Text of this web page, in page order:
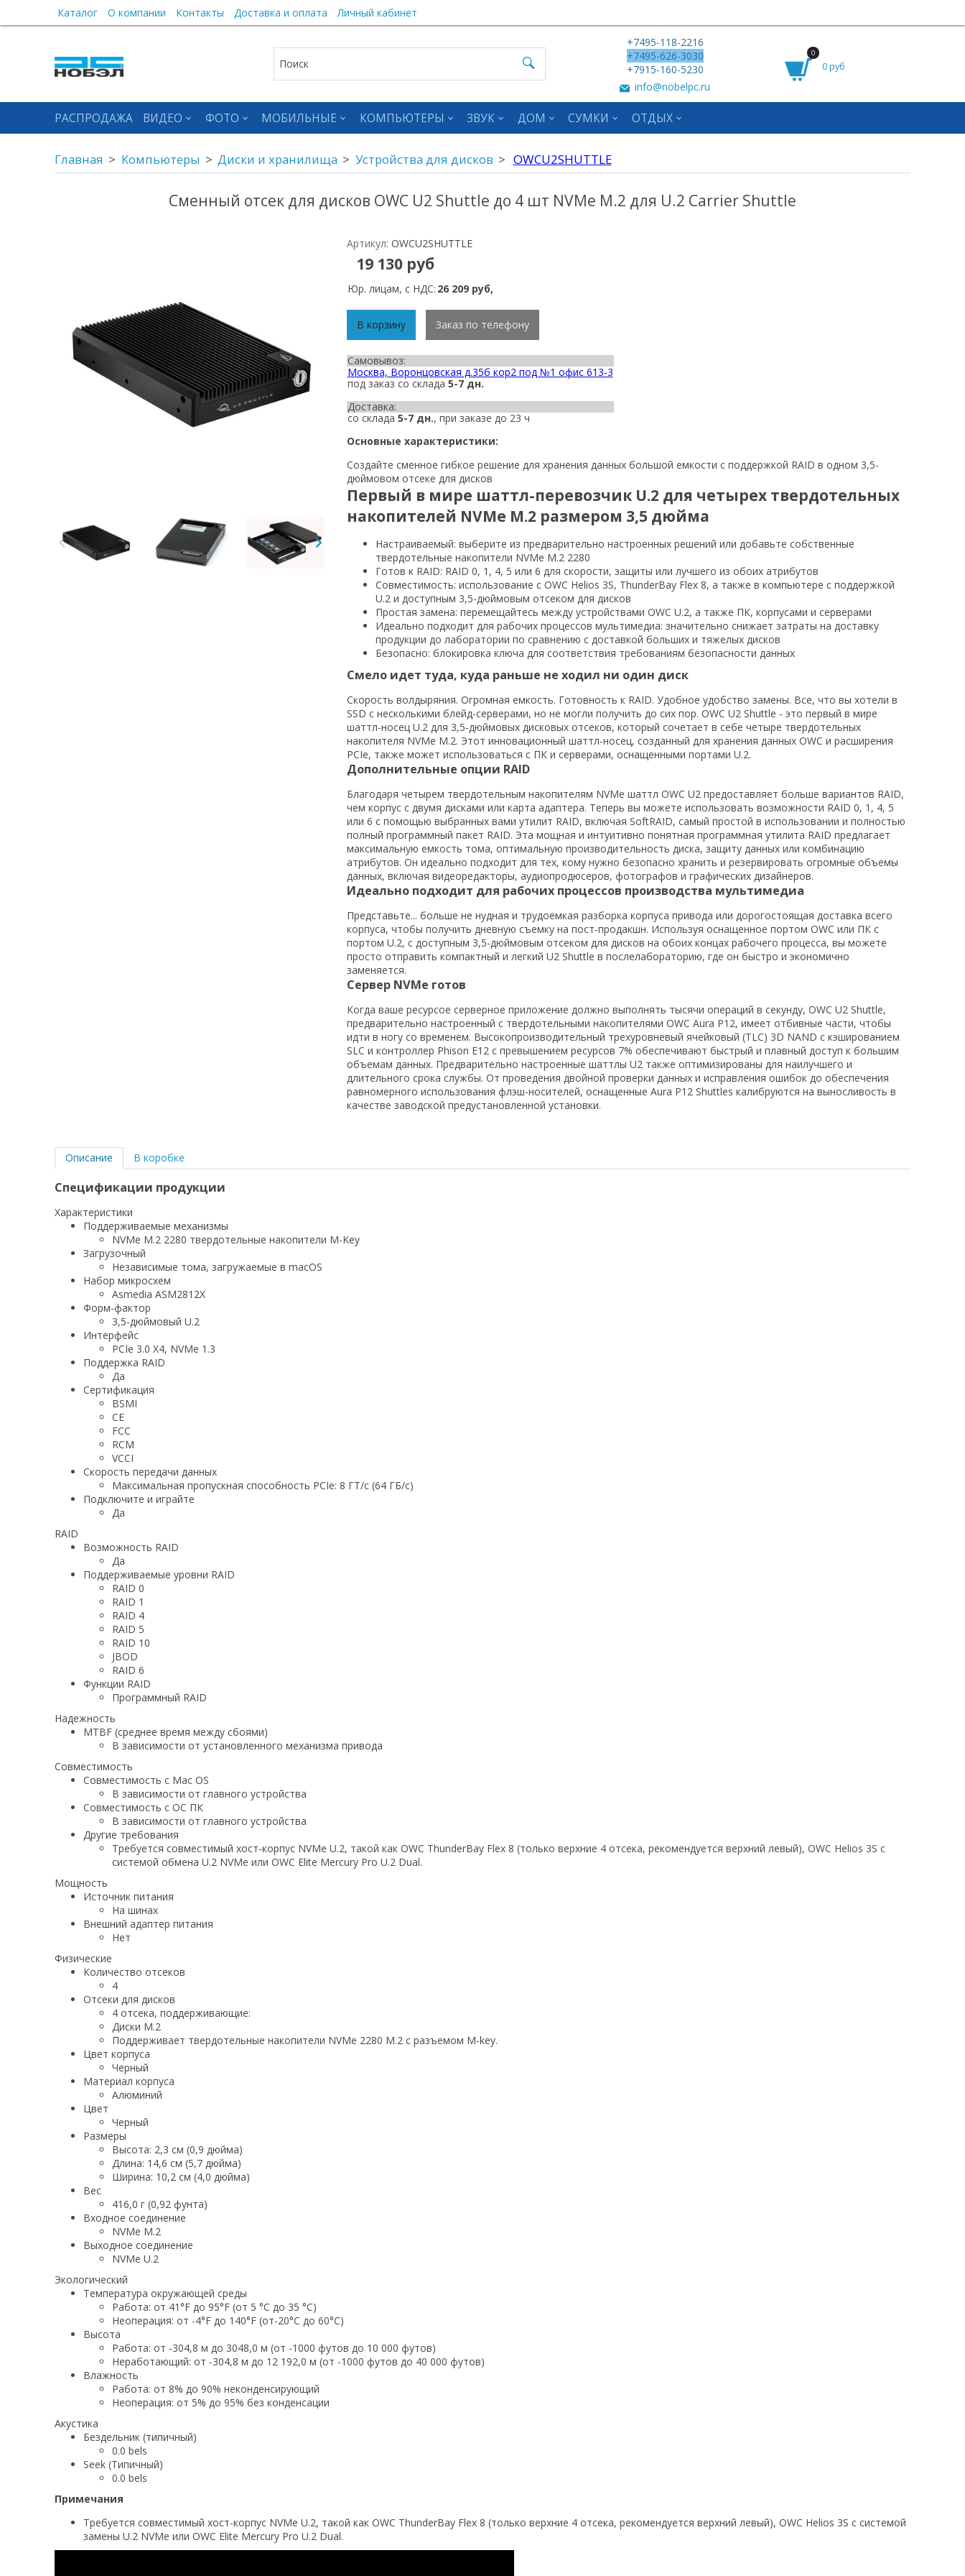
Каталог О компании Контакты Доставка и оплата Личный кабинет
+7495-118-2216
+7495-626-3030
+7915-160-5230
info@nobelpc.ru
0
0 руб
РАСПРОДАЖА ВИДЕО ФОТО МОБИЛЬНЫЕ КОМПЬЮТЕРЫ ЗВУК ДОМ СУМКИ ОТДЫХ
Главная Компьютеры Диски и хранилища Устройства для дисков OWCU2SHUTTLE
Сменный отсек для дисков OWC U2 Shuttle до 4 шт NVMe M.2 для U.2 Carrier Shuttle
Артикул: OWCU2SHUTTLE
19 130 руб
Юр. лицам, с НДС: 26 209 руб,
В корзину Заказ по телефону
Самовывоз:
Москва, Воронцовская д.35б кор2 под №1 офис 613-3
под заказ со склада 5-7 дн.
Доставка:
со склада 5-7 дн., при заказе до 23 ч
Основные характеристики:
Создайте сменное гибкое решение для хранения данных большой емкости с поддержкой RAID в одном 3,5-
дюймовом отсеке для дисков
Первый в мире шаттл-перевозчик U.2 для четырех твердотельных
накопителей NVMe M.2 размером 3,5 дюйма
Настраиваемый: выберите из предварительно настроенных решений или добавьте собственные
твердотельные накопители NVMe M.2 2280
Готов к RAID: RAID 0, 1, 4, 5 или 6 для скорости, защиты или лучшего из обоих атрибутов
Совместимость: использование с OWC Helios 3S, ThunderBay Flex 8, а также в компьютере с поддержкой
U.2 и доступным 3,5-дюймовым отсеком для дисков
Простая замена: перемещайтесь между устройствами OWC U.2, а также ПК, корпусами и серверами
Идеально подходит для рабочих процессов мультимедиа: значительно снижает затраты на доставку
продукции до лаборатории по сравнению с доставкой больших и тяжелых дисков
Безопасно: блокировка ключа для соответствия требованиям безопасности данных
Смело идет туда, куда раньше не ходил ни один диск
Скорость волдыряния. Огромная емкость. Готовность к RAID. Удобное удобство замены. Все, что вы хотели в
SSD с несколькими блейд-серверами, но не могли получить до сих пор. OWC U2 Shuttle - это первый в мире
шаттл-носец U.2 для 3,5-дюймовых дисковых отсеков, который сочетает в себе четыре твердотельных
накопителя NVMe M.2. Этот инновационный шаттл-носец, созданный для хранения данных OWC и расширения
PCIe, также может использоваться с ПК и серверами, оснащенными портами U.2.
Дополнительные опции RAID
Благодаря четырем твердотельным накопителям NVMe шаттл OWC U2 предоставляет больше вариантов RAID,
чем корпус с двумя дисками или карта адаптера. Теперь вы можете использовать возможности RAID 0, 1, 4, 5
или 6 с помощью выбранных вами утилит RAID, включая SoftRAID, самый простой в использовании и полностью
полный программный пакет RAID. Эта мощная и интуитивно понятная программная утилита RAID предлагает
максимальную емкость тома, оптимальную производительность диска, защиту данных или комбинацию
атрибутов. Он идеально подходит для тех, кому нужно безопасно хранить и резервировать огромные объемы
данных, включая видеоредакторы, аудиопродюсеров, фотографов и графических дизайнеров.
Идеально подходит для рабочих процессов производства мультимедиа
Представьте... больше не нудная и трудоемкая разборка корпуса привода или дорогостоящая доставка всего
корпуса, чтобы получить дневную съемку на пост-продакшн. Используя оснащенное портом OWC или ПК с
портом U.2, с доступным 3,5-дюймовым отсеком для дисков на обоих концах рабочего процесса, вы можете
просто отправить компактный и легкий U2 Shuttle в послелабораторию, где он быстро и экономично
заменяется.
Сервер NVMe готов
Когда ваше ресурсое серверное приложение должно выполнять тысячи операций в секунду, OWC U2 Shuttle,
предварительно настроенный с твердотельными накопителями OWC Aura P12, имеет отбивные части, чтобы
идти в ногу со временем. Высокопроизводительный трехуровневый ячейковый (TLC) 3D NAND с кэшированием
SLC и контроллер Phison E12 с превышением ресурсов 7% обеспечивают быстрый и плавный доступ к большим
объемам данных. Предварительно настроенные шаттлы U2 также оптимизированы для наилучшего и
длительного срока службы. От проведения двойной проверки данных и исправления ошибок до обеспечения
равномерного использования флэш-носителей, оснащенные Aura P12 Shuttles калибруются на выносливость в
качестве заводской предустановленной установки.
Описание
Спецификации продукции
Характеристики
Поддерживаемые механизмы
NVMe M.2 2280 твердотельные накопители M-Key
Загрузочный
Независимые тома, загружаемые в macOS
Набор микросхем
Asmedia ASM2812X
Форм-фактор
3,5-дюймовый U.2
Интерфейс
PCIe 3.0 X4, NVMe 1.3
Поддержка RAID
Да
Сертификация
BSMI
CE
FCC
RCM
VCCI
Скорость передачи данных
Максимальная пропускная способность PCIe: 8 ГТ/с (64 ГБ/с)
Подключите и играйте
Да
RAID
Возможность RAID
Да
Поддерживаемые уровни RAID
RAID 0
RAID 1
RAID 4
RAID 5
RAID 10
JBOD
RAID 6
Функции RAID
Программный RAID
Надежность
MTBF (среднее время между сбоями)
В зависимости от установленного механизма привода
Совместимость
Совместимость с Mac OS
В зависимости от главного устройства
Совместимость с ОС ПК
В зависимости от главного устройства
Другие требования
Требуется совместимый хост-корпус NVMe U.2, такой как OWC ThunderBay Flex 8 (только верхние 4 отсека, рекомендуется верхний левый), OWC Helios 3S с
системой обмена U.2 NVMe или OWC Elite Mercury Pro U.2 Dual.
Мощность
Источник питания
На шинах
Внешний адаптер питания
Нет
Физические
Количество отсеков
4
Отсеки для дисков
4 отсека, поддерживающие:
Диски M.2
Поддерживает твердотельные накопители NVMe 2280 M.2 с разъемом M-key.
Цвет корпуса
Черный
Материал корпуса
Алюминий
Цвет
Черный
Размеры
Высота: 2,3 см (0,9 дюйма)
Длина: 14,6 см (5,7 дюйма)
Ширина: 10,2 см (4,0 дюйма)
Вес
416,0 г (0,92 фунта)
Входное соединение
NVMe M.2
Выходное соединение
NVMe U.2
Экологический
Температура окружающей среды
Работа: от 41°F до 95°F (от 5 °C до 35 °C)
Неоперация: от -4°F до 140°F (от-20°C до 60°C)
Высота
Работа: от -304,8 м до 3048,0 м (от -1000 футов до 10 000 футов)
Неработающий: от -304,8 м до 12 192,0 м (от -1000 футов до 40 000 футов)
Влажность
Работа: от 8% до 90% неконденсирующий
Неоперация: от 5% до 95% без конденсации
Акустика
Бездельник (типичный)
0.0 bels
Seek (Типичный)
0.0 bels
Примечания
Требуется совместимый хост-корпус NVMe U.2, такой как OWC ThunderBay Flex 8 (только верхние 4 отсека, рекомендуется верхний левый), OWC Helios 3S с системой
замены U.2 NVMe или OWC Elite Mercury Pro U.2 Dual.
В коробке